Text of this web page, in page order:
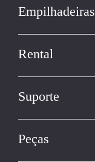
Empilhadeiras
Rental
Suporte
Peças